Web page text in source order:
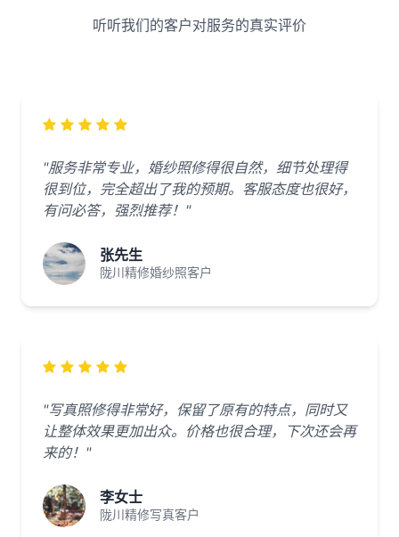
听听我们的客户对服务的真实评价
"服务非常专业，婚纱照修得很自然，细节处理得
很到位，完全超出了我的预期。客服态度也很好，
有问必答，强烈推荐！"
张先生
陇川精修婚纱照客户
"写真照修得非常好，保留了原有的特点，同时又
让整体效果更加出众。价格也很合理，下次还会再
来的！"
李女士
陇川精修写真客户